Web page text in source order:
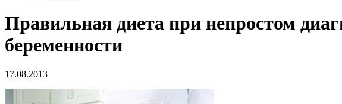
Правильная диета при непростом
беременности
17.08.2013